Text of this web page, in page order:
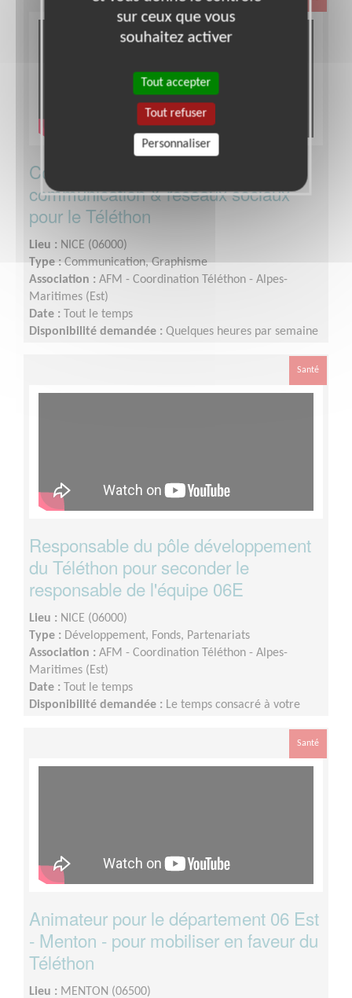
Community Manager : Equipier
communication & réseaux sociaux
pour le Téléthon
Lieu : NICE (06000)
Type : Communication, Graphisme
Association : AFM - Coordination Téléthon - Alpes-
Maritimes (Est)
Date :
Tout le temps
Disponibilité demandée : Quelques heures par semaine
Santé
Responsable du pôle développement
du Téléthon pour seconder le
responsable de l'équipe 06E
Lieu : NICE (06000)
Type : Développement, Fonds, Partenariats
Association : AFM - Coordination Téléthon - Alpes-
Maritimes (Est)
Date :
Tout le temps
Disponibilité demandée : Le temps consacré à votre
Santé
Animateur pour le département 06 Est
- Menton - pour mobiliser en faveur du
Téléthon
Lieu : MENTON (06500)
sur ceux que vous
souhaitez activer
Tout accepter
Tout refuser
Personnaliser